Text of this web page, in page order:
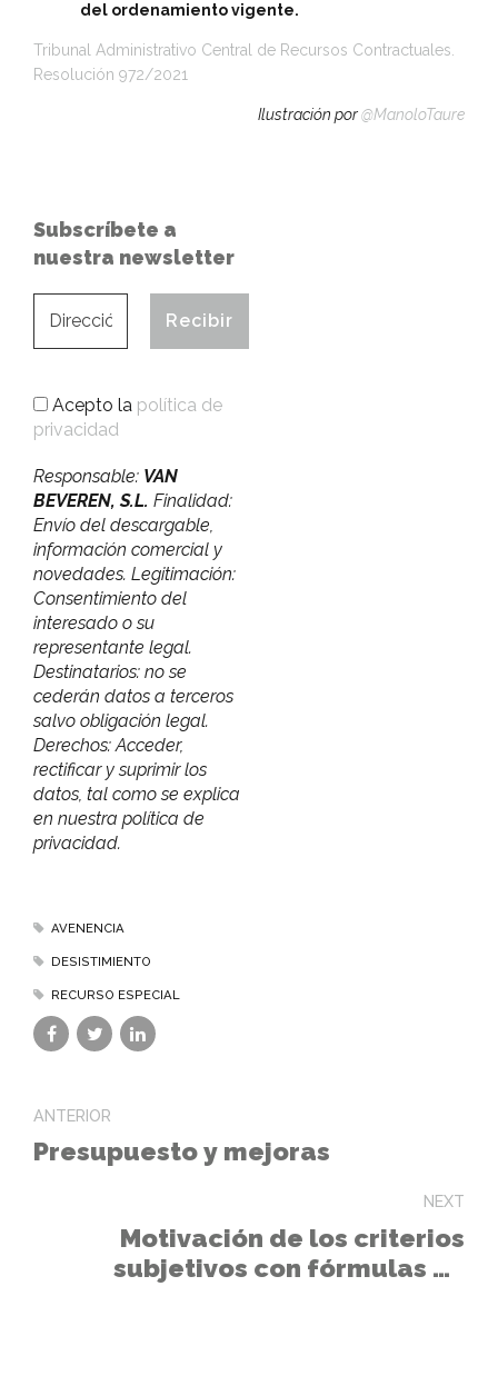
del ordenamiento vigente.
Tribunal Administrativo Central de Recursos Contractuales.
Resolución 972/2021
Ilustración por@ManoloTaure
Subscríbete a
nuestra newsletter
Acepto la política de
privacidad
Responsable: VAN
BEVEREN, S.L. Finalidad:
Envío del descargable,
información comercial y
novedades. Legitimación:
Consentimiento del
interesado o su
representante legal.
Destinatarios: no se
cederán datos a terceros
salvo obligación legal.
Derechos: Acceder,
rectificar y suprimir los
datos, tal como se explica
en nuestra política de
privacidad.
AVENENCIA
DESISTIMIENTO
RECURSO ESPECIAL
ANTERIOR
Presupuesto y mejoras
NEXT
Motivación de los criterios
subjetivos con fórmulas no